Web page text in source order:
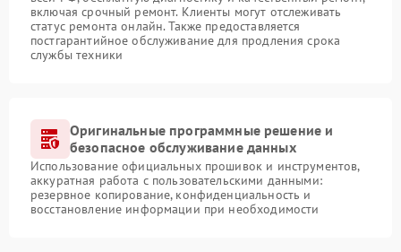
включая срочный ремонт. Клиенты могут отслеживать
статус ремонта онлайн. Также предоставляется
постгарантийное обслуживание для продления срока
службы техники
Оригинальные программные решение и
безопасное обслуживание данных
Использование официальных прошивок и инструментов,
аккуратная работа с пользовательскими данными:
резервное копирование, конфиденциальность и
восстановление информации при необходимости